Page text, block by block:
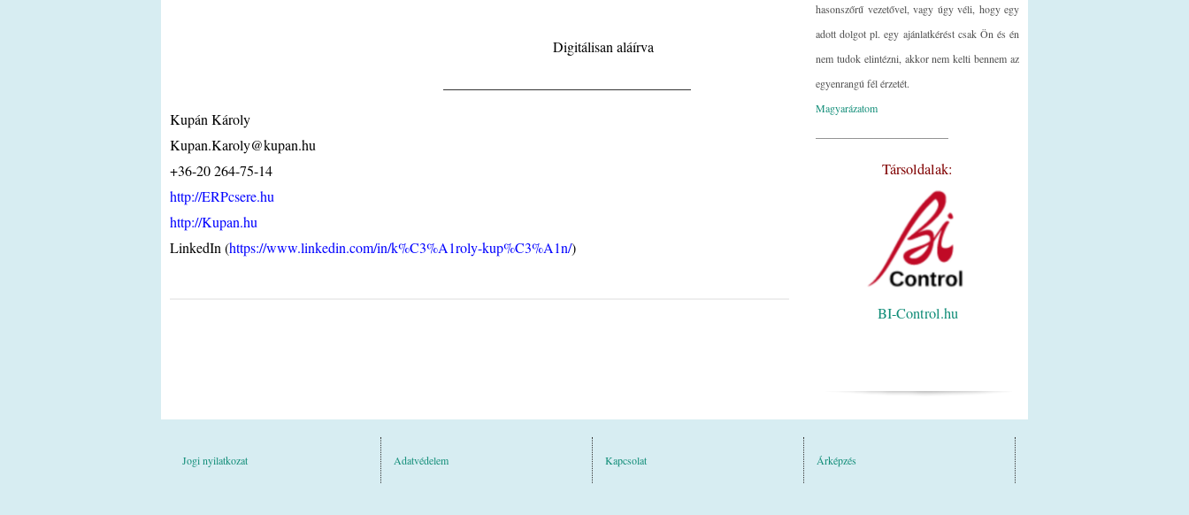
Digitálisan aláírva
Kupán Károly
Kupan.Karoly@kupan.hu
+36-20 264-75-14
http://ERPcsere.hu
http://Kupan.hu
LinkedIn (https://www.linkedin.com/in/k%C3%A1roly-kup%C3%A1n/)
hasonszőrű vezetővel, vagy úgy véli, hogy egy
adott dolgot pl. egy ajánlatkérést csak Ön és én
nem tudok elintézni, akkor nem kelti bennem az
egyenrangú fél érzetét.
Magyarázatom
Társoldalak:
BI-Control.hu
Jogi nyilatkozat Adatvédelem Kapcsolat Árképzés